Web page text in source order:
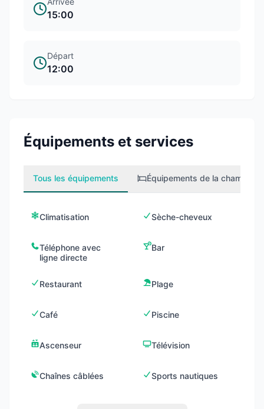
15:00
Départ
12:00
Équipements et services
Tous les équipements Équipements de la chambre
Climatisation Sèche-cheveux
Téléphone avec
ligne directe
Bar
Restaurant Plage
Café Piscine
Ascenseur Télévision
Chaînes câblées Sports nautiques